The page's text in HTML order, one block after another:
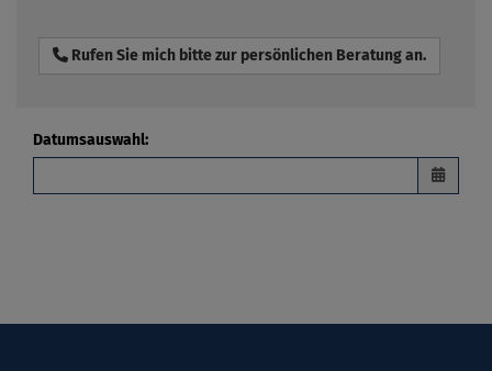
Rufen Sie mich bitte zur persönlichen Beratung an.
Datumsauswahl: